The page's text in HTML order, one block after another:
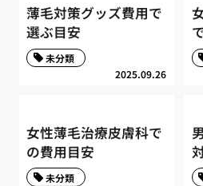
薄毛対策グッズ費用で
選ぶ目安
2025.09.26
未分類
女性薄毛治療皮膚科で
の費用目安
未分類